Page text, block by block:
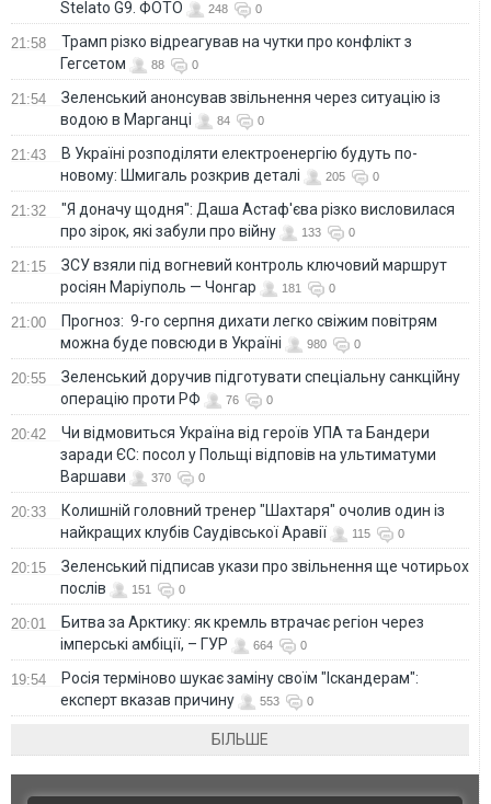
Stelato G9. ФОТО 248 0
21:58
Трамп різко відреагував на чутки про конфлікт з
Гегсетом
88 0
21:54
Зеленський анонсував звільнення через ситуацію із
водою в Марганці
84 0
21:43
В Україні розподіляти електроенергію будуть по-
новому: Шмигаль розкрив деталі
205 0
21:32
"Я доначу щодня": Даша Астаф'єва різко висловилася
про зірок, які забули про війну
133 0
21:15
ЗСУ взяли під вогневий контроль ключовий маршрут
росіян Маріуполь — Чонгар
181 0
21:00
Прогноз: 9-го серпня дихати легко свіжим повітрям
можна буде повсюди в Україні
980 0
20:55
Зеленський доручив підготувати спеціальну санкційну
операцію проти РФ
76 0
20:42
Чи відмовиться Україна від героїв УПА та Бандери
заради ЄС: посол у Польщі відповів на ультиматуми
Варшави
370 0
20:33
Колишній головний тренер "Шахтаря" очолив один із
найкращих клубів Саудівської Аравії
115 0
20:15
Зеленський підписав укази про звільнення ще чотирьох
послів
151 0
20:01
Битва за Арктику: як кремль втрачає регіон через
імперські амбіції, – ГУР
664 0
19:54
Росія терміново шукає заміну своїм "Іскандерам":
експерт вказав причину
553 0
БІЛЬШЕ